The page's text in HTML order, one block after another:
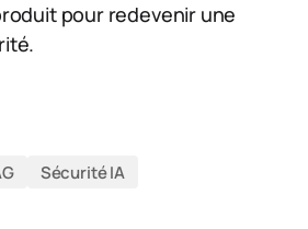
pour redevenir une
Sécurité IA